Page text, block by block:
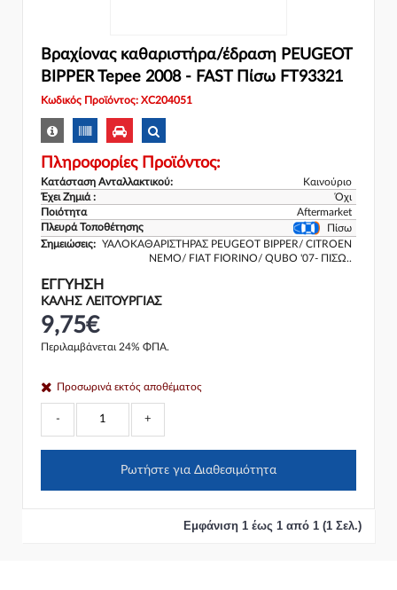
Βραχίονας καθαριστήρα/έδραση PEUGEOT
BIPPER Tepee 2008 - FAST Πίσω FT93321
Κωδικός Προϊόντος: XC204051
Πληροφορίες Προϊόντος:
Κατάσταση Ανταλλακτικού:
Καινούριο
Έχει Ζημιά :
Όχι
Ποιότητα
Aftermarket
Πλευρά Τοποθέτησης
Πίσω
Σημειώσεις: ΥΑΛΟΚΑΘΑΡΙΣΤΗΡΑΣ PEUGEOT BIPPER/ CITROEN
NEMO/ FIAT FIORINO/ QUBO '07- ΠΙΣΩ..
ΕΓΓΎΗΣΗ
ΚΑΛΗΣ ΛΕΙΤΟΥΡΓΙΑΣ
9,75€
Περιλαμβάνεται 24% ΦΠΑ.
Προσωρινά εκτός αποθέματος
- +
Ρωτήστε για Διαθεσιμότητα
Εμφάνιση 1 έως 1 από 1 (1 Σελ.)